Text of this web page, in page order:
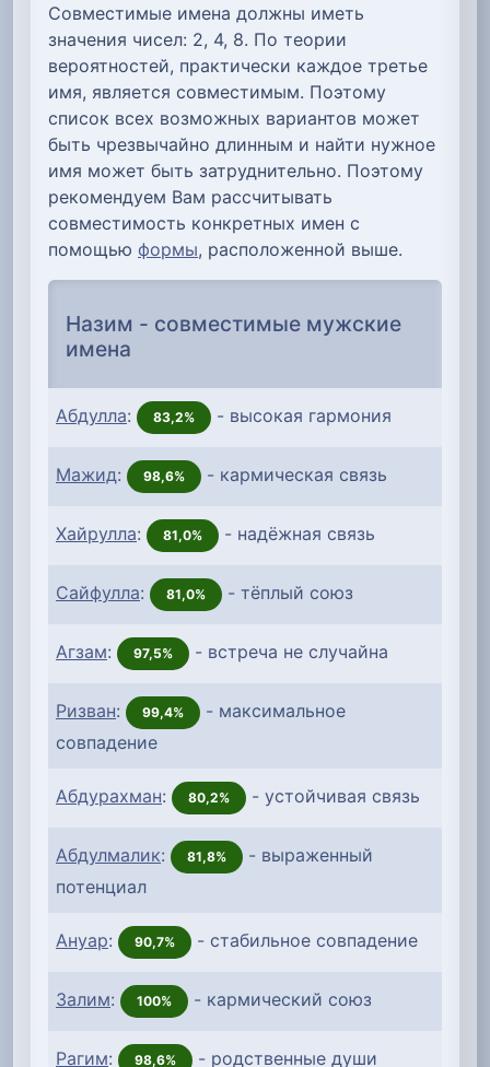
Совместимые имена должны иметь
значения чисел: 2, 4, 8. По теории
вероятностей, практически каждое третье
имя, является совместимым. Поэтому
список всех возможных вариантов может
быть чрезвычайно длинным и найти нужное
имя может быть затруднительно. Поэтому
рекомендуем Вам рассчитывать
совместимость конкретных имен с
помощью формы, расположенной выше.
Назим - совместимые мужские
имена
Абдулла: 83,2% - высокая гармония
Мажид: 98,6% - кармическая связь
Хайрулла: 81,0% - надёжная связь
Сайфулла: 81,0% - тёплый союз
Агзам: 97,5% - встреча не случайна
Ризван: 99,4%
- максимальное
совпадение
Абдурахман: 80,2% - устойчивая связь
Абдулмалик: 81,8%
- выраженный
потенциал
Ануар: 90,7% - стабильное совпадение
Залим: 100% - кармический союз
Рагим: 98,6% - родственные души